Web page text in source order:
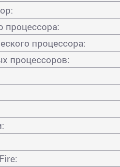
процессора:
процессора:
процессоров: